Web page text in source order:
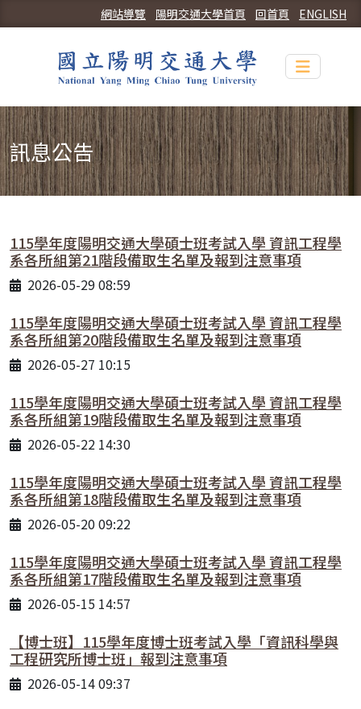
ENGLISH
回首頁
陽明交通大學首頁
網站導覽
Toggle
訊息公告
115學年度陽明交通大學碩士班考試入學 資訊工程學
系各所組第21階段備取生名單及報到注意事項
2026-05-29 08:59
115學年度陽明交通大學碩士班考試入學 資訊工程學
系各所組第20階段備取生名單及報到注意事項
2026-05-27 10:15
115學年度陽明交通大學碩士班考試入學 資訊工程學
系各所組第19階段備取生名單及報到注意事項
2026-05-22 14:30
115學年度陽明交通大學碩士班考試入學 資訊工程學
系各所組第18階段備取生名單及報到注意事項
2026-05-20 09:22
115學年度陽明交通大學碩士班考試入學 資訊工程學
系各所組第17階段備取生名單及報到注意事項
2026-05-15 14:57
【博士班】115學年度博士班考試入學「資訊科學與
工程研究所博士班」報到注意事項
2026-05-14 09:37